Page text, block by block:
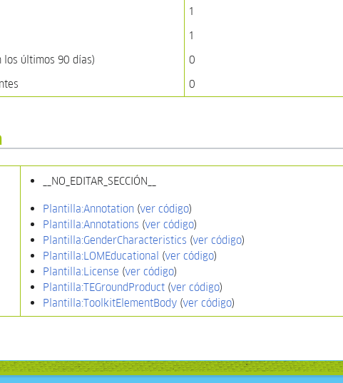
1
1
los últimos 90 días)
0
0
__NO_EDITAR_SECCIÓN__
Plantilla:Annotation(ver código)
Plantilla:Annotations (ver código)
Plantilla:GenderCharacteristics (ver código)
Plantilla:LOMEducational (ver código)
Plantilla:License (ver código)
Plantilla:TEGroundProduct(ver código)
Plantilla:ToolkitElementBody(ver código)